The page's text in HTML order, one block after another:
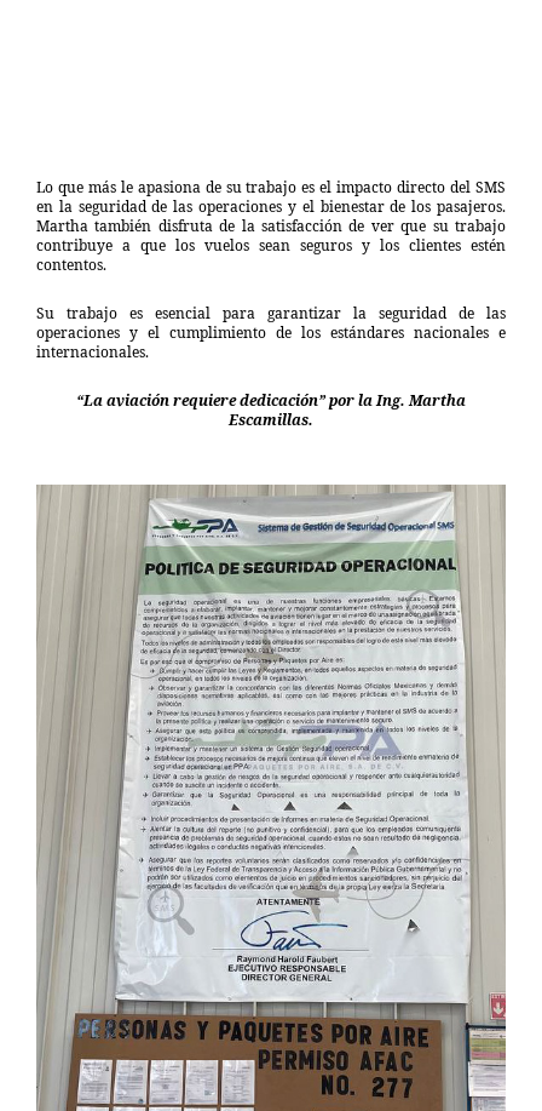
Lo que más le apasiona de su trabajo es el impacto directo del SMS
en la seguridad de las operaciones y el bienestar de los pasajeros.
Martha también disfruta de la satisfacción de ver que su trabajo
contribuye a que los vuelos sean seguros y los clientes estén
contentos.
Su trabajo es esencial para garantizar la seguridad de las
operaciones y el cumplimiento de los estándares nacionales e
internacionales.
“La aviación requiere dedicación” por la Ing. Martha
Escamillas.